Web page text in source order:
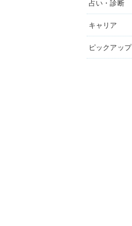
占い・診断
キャリア
ピックアップ